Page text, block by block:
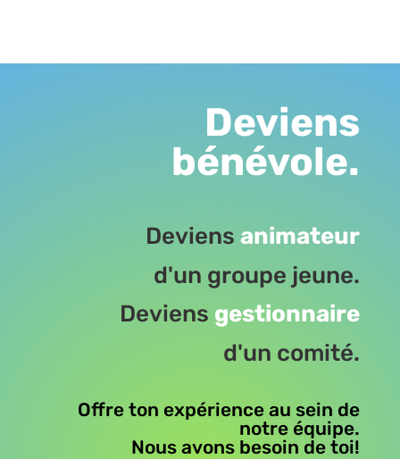
Deviens
bénévole.
Deviensanimateur
d'un groupe jeune.
Deviens gestionnaire
d'un comité.
Offre ton expérience au sein de
notre équipe.
Nous avons besoin de toi!